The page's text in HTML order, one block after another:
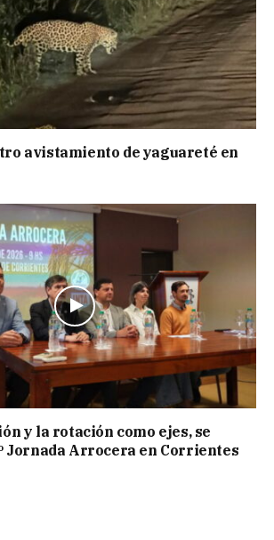
avistamiento de yaguareté en
y la rotación como ejes, se
Jornada Arrocera en Corrientes